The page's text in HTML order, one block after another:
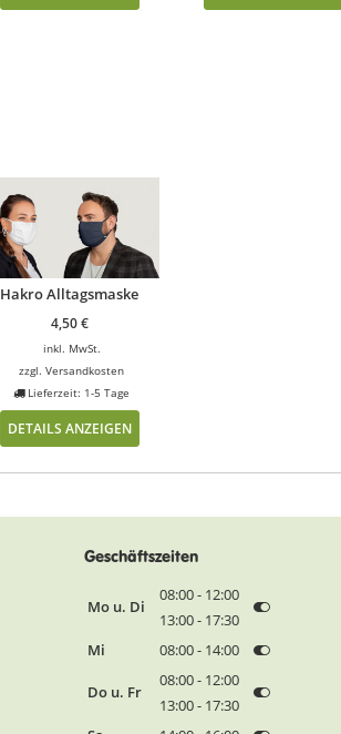
Hakro Alltagsmaske
4,50€
inkl. MwSt.
zzgl.Versandkosten
Lieferzeit: 1-5 Tage
DETAILS ANZEIGEN
Geschäftszeiten
Mo u. Di
08:00 - 12:00
13:00 - 17:30
Mi
08:00 - 14:00
Do u. Fr
08:00 - 12:00
13:00 - 17:30